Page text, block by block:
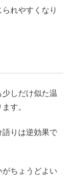
れやすくなり
しだけ似た温
す。
語りは逆効果で
ちょうどよい